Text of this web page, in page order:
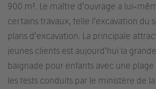
900 m². Le maître d’ouvrage a lui-
certains travaux, telle l’excavation du
plans d’excavation. La principale
jeunes clients est aujourd’hui la
baignade pour enfants avec une plage
les tests conduits par le ministère de